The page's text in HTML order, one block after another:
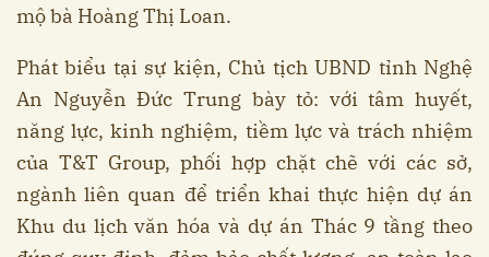
mộ bà Hoàng Thị Loan.
Phát biểu tại sự kiện, Chủ tịch UBND tỉnh Nghệ
An Nguyễn Đức Trung bày tỏ: với tâm huyết,
năng lực, kinh nghiệm, tiềm lực và trách nhiệm
của T&T Group, phối hợp chặt chẽ với các sở,
ngành liên quan để triển khai thực hiện dự án
Khu du lịch văn hóa và dự án Thác 9 tầng theo